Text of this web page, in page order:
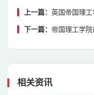
上一篇： 英国帝国理
下一篇： 帝国理工学
相关资讯